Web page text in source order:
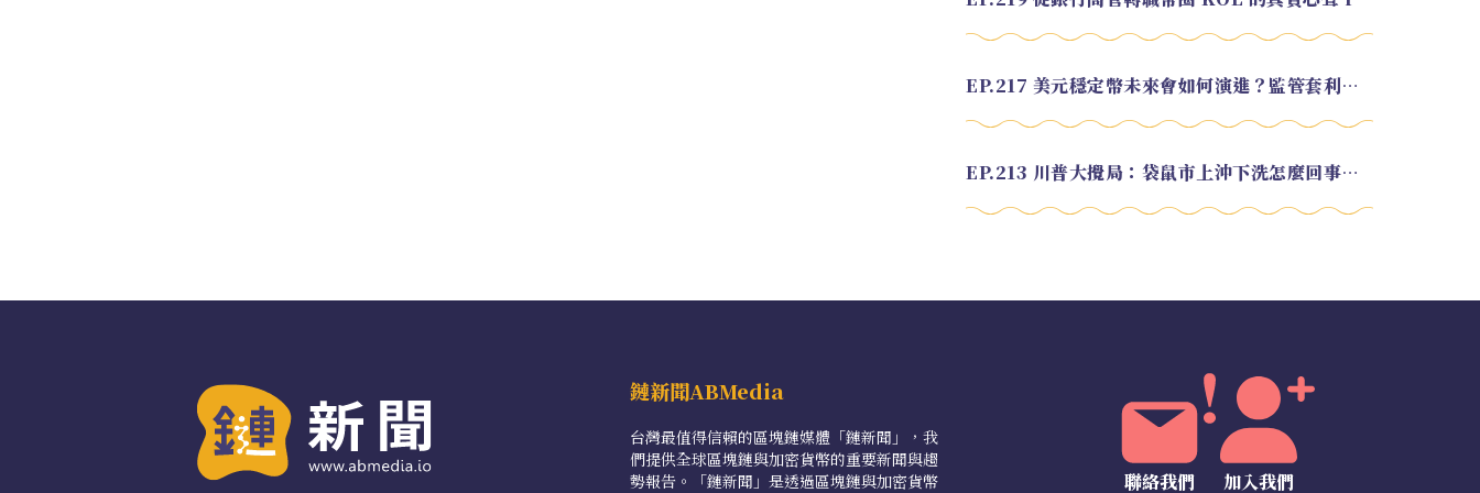
EP.217 美元穩定幣未來會如何演進？監管套利終將收斂？feat. 研究員 余哲安
EP.213 川普大攪局：袋鼠市上沖下洗怎麼回事？feat. Alvin
鏈新聞ABMedia
台灣最值得信賴的區塊鏈媒體「鏈新聞」，我
們提供全球區塊鏈與加密貨幣的重要新聞與趨
勢報告。「鏈新聞」是透過區塊鏈與加密貨幣
聯絡我們 加入我們